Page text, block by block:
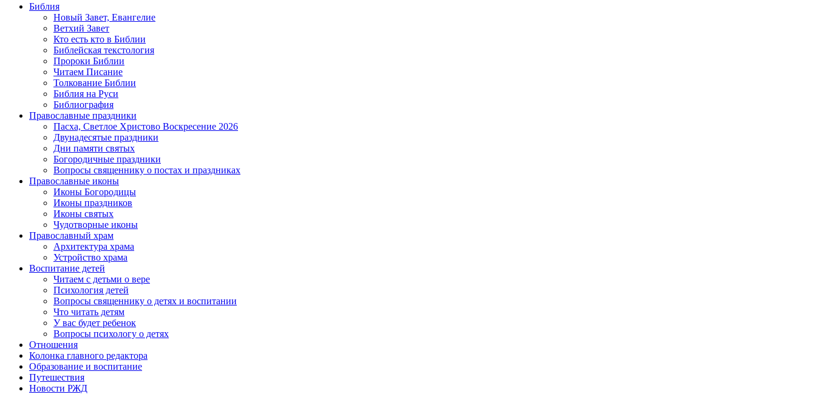
Библия
Новый Завет, Евангелие
Ветхий Завет
Кто есть кто в Библии
Библейская текстология
Пророки Библии
Читаем Писание
Толкование Библии
Библия на Руси
Библиография
Православные праздники
Пасха, Светлое Христово Воскресение 2026
Двунадесятые праздники
Дни памяти святых
Богородичные праздники
Вопросы священнику о постах и праздниках
Православные иконы
Иконы Богородицы
Иконы праздников
Иконы святых
Чудотворные иконы
Православный храм
Архитектура храма
Устройство храма
Воспитание детей
Читаем с детьми о вере
Психология детей
Вопросы священнику о детях и воспитании
Что читать детям
У вас будет ребенок
Вопросы психологу о детях
Отношения
Колонка главного редактора
Образование и воспитание
Путешествия
Новости РЖД